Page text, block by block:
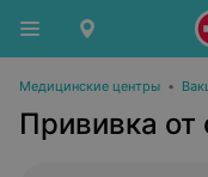
Медицинские центры •
Прививка от